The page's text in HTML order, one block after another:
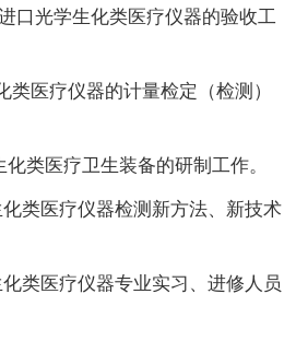
口光学生化类医疗仪器的验收工
类医疗仪器的计量检定（检测）
化类医疗卫生装备的研制工作。
化类医疗仪器检测新方法、新技术
化类医疗仪器专业实习、进修人员